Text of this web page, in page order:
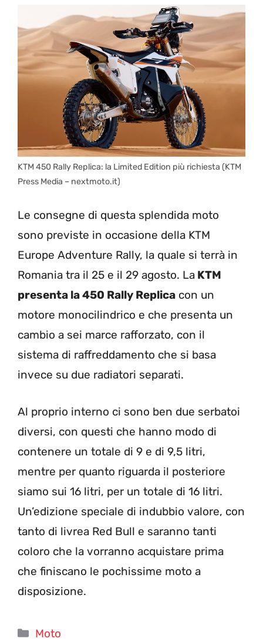
KTM 450 Rally Replica: la Limited Edition più richiesta (KTM
Press Media – nextmoto.it)
Le consegne di questa splendida moto
sono previste in occasione della KTM
Europe Adventure Rally, la quale si terrà in
Romania tra il 25 e il 29 agosto. La KTM
presenta la 450 Rally Replica con un
motore monocilindrico e che presenta un
cambio a sei marce rafforzato, con il
sistema di raffreddamento che si basa
invece su due radiatori separati.
Al proprio interno ci sono ben due serbatoi
diversi, con questi che hanno modo di
contenere un totale di 9 e di 9,5 litri,
mentre per quanto riguarda il posteriore
siamo sui 16 litri, per un totale di 16 litri.
Un’edizione speciale di indubbio valore, con
tanto di livrea Red Bull e saranno tanti
coloro che la vorranno acquistare prima
che finiscano le pochissime moto a
disposizione.
Categorie
Moto